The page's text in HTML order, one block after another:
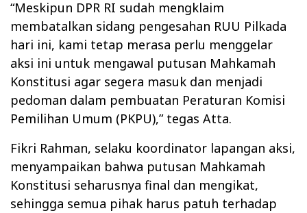
“Meskipun DPR RI sudah mengklaim
membatalkan sidang pengesahan RUU Pilkada
hari ini, kami tetap merasa perlu menggelar
aksi ini untuk mengawal putusan Mahkamah
Konstitusi agar segera masuk dan menjadi
pedoman dalam pembuatan Peraturan Komisi
Pemilihan Umum (PKPU),” tegas Atta.
Fikri Rahman, selaku koordinator lapangan aksi,
menyampaikan bahwa putusan Mahkamah
Konstitusi seharusnya final dan mengikat,
sehingga semua pihak harus patuh terhadap